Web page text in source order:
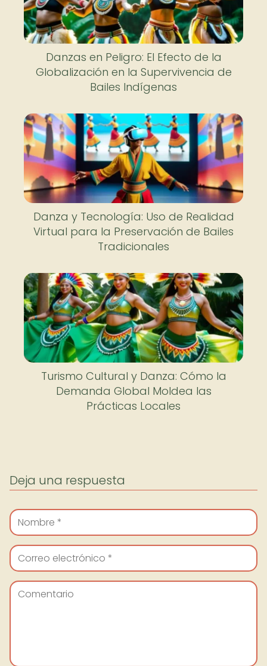
Danzas en Peligro: El Efecto de la
Globalización en la Supervivencia de
Bailes Indígenas
Danza y Tecnología: Uso de Realidad
Virtual para la Preservación de Bailes
Tradicionales
Turismo Cultural y Danza: Cómo la
Demanda Global Moldea las
Prácticas Locales
Deja una respuesta